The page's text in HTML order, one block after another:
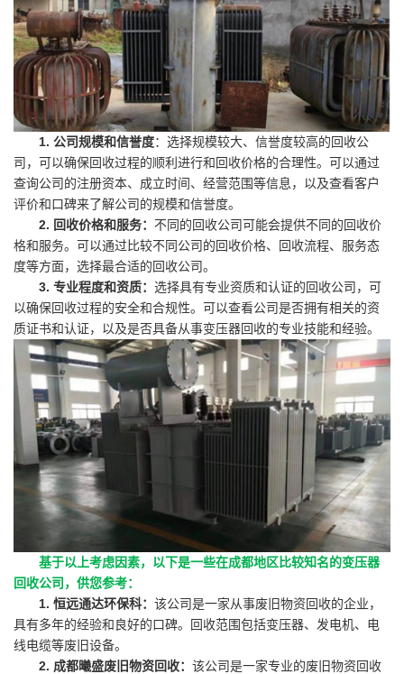
1. 公司规模和信誉度：选择规模较大、信誉度较高的回收公
司，可以确保回收过程的顺利进行和回收价格的合理性。可以通过
查询公司的注册资本、成立时间、经营范围等信息，以及查看客户
评价和口碑来了解公司的规模和信誉度。
2. 回收价格和服务： 不同的回收公司可能会提供不同的回收价
格和服务。可以通过比较不同公司的回收价格、回收流程、服务态
度等方面，选择最合适的回收公司。
3. 专业程度和资质： 选择具有专业资质和认证的回收公司，可
以确保回收过程的安全和合规性。可以查看公司是否拥有相关的资
质证书和认证，以及是否具备从事变压器回收的专业技能和经验。
基于以上考虑因素，以下是一些在成都地区比较知名的变压器
回收公司，供您参考：
1. 恒远通达环保科： 该公司是一家从事废旧物资回收的企业，
具有多年的经验和良好的口碑。回收范围包括变压器、发电机、电
线电缆等废旧设备。
2. 成都曦盛废旧物资回收： 该公司是一家专业的废旧物资回收